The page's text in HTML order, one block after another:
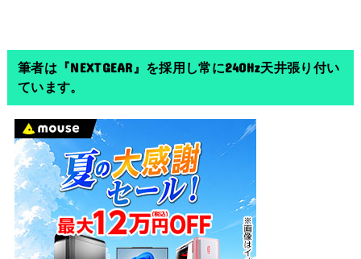
筆者は『NEXTGEAR』を採用し常に240Hz天井張り付い
ています。